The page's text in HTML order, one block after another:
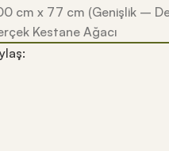
cm x 77 cm (Genişlik –
Kestane Ağacı